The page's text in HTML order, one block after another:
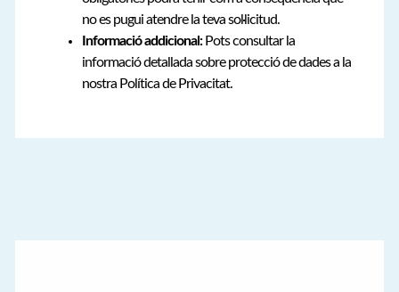
no es pugui atendre la teva sol·licitud.
Informació addicional:Pots consultar la
informació detallada sobre protecció de dades a la
nostra Política de Privacitat.